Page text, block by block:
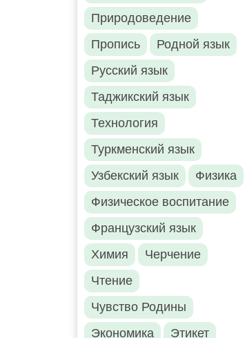
Природоведение
Пропись
Родной язык
Русский язык
Таджикский язык
Технология
Туркменский язык
Узбекский язык
Физика
Физическое воспитание
Французский язык
Химия
Черчение
Чтение
Чувство Родины
Экономика
Этикет